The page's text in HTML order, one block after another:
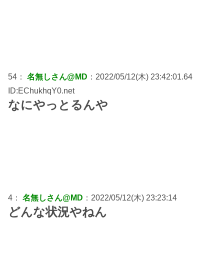
54： 名無しさん@MD ：2022/05/12(木) 23:42:01.64
ID:EChukhqY0.net
なにやっとるんや
4： 名無しさん@MD ：2022/05/12(木) 23:23:14
どんな状況やねん